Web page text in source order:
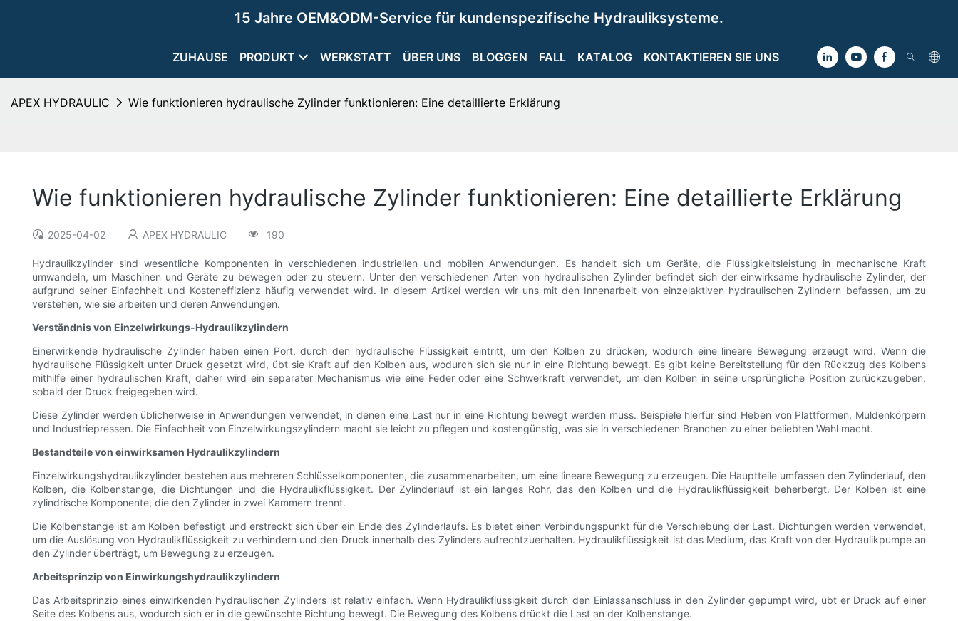
15 Jahre OEM&ODM-Service für kundenspezifische Hydrauliksysteme.
ZUHAUSE PRODUKT WERKSTATT ÜBER UNS BLOGGEN FALL KATALOG KONTAKTIEREN SIE UNS
APEX HYDRAULIC Wie funktionieren hydraulische Zylinder funktionieren: Eine detaillierte Erklärung
Wie funktionieren hydraulische Zylinder funktionieren: Eine detaillierte Erklärung
2025-04-02 APEX HYDRAULIC 190
Hydraulikzylinder sind wesentliche Komponenten in verschiedenen industriellen und mobilen Anwendungen. Es handelt sich um Geräte, die Flüssigkeitsleistung in mechanische Kraft
umwandeln, um Maschinen und Geräte zu bewegen oder zu steuern. Unter den verschiedenen Arten von hydraulischen Zylinder befindet sich der einwirksame hydraulische Zylinder, der
aufgrund seiner Einfachheit und Kosteneffizienz häufig verwendet wird. In diesem Artikel werden wir uns mit den Innenarbeit von einzelaktiven hydraulischen Zylindern befassen, um zu
verstehen, wie sie arbeiten und deren Anwendungen.
Verständnis von Einzelwirkungs-Hydraulikzylindern
Einerwirkende hydraulische Zylinder haben einen Port, durch den hydraulische Flüssigkeit eintritt, um den Kolben zu drücken, wodurch eine lineare Bewegung erzeugt wird. Wenn die
hydraulische Flüssigkeit unter Druck gesetzt wird, übt sie Kraft auf den Kolben aus, wodurch sich sie nur in eine Richtung bewegt. Es gibt keine Bereitstellung für den Rückzug des Kolbens
mithilfe einer hydraulischen Kraft, daher wird ein separater Mechanismus wie eine Feder oder eine Schwerkraft verwendet, um den Kolben in seine ursprüngliche Position zurückzugeben,
sobald der Druck freigegeben wird.
Diese Zylinder werden üblicherweise in Anwendungen verwendet, in denen eine Last nur in eine Richtung bewegt werden muss. Beispiele hierfür sind Heben von Plattformen, Muldenkörpern
und Industriepressen. Die Einfachheit von Einzelwirkungszylindern macht sie leicht zu pflegen und kostengünstig, was sie in verschiedenen Branchen zu einer beliebten Wahl macht.
Bestandteile von einwirksamen Hydraulikzylindern
Einzelwirkungshydraulikzylinder bestehen aus mehreren Schlüsselkomponenten, die zusammenarbeiten, um eine lineare Bewegung zu erzeugen. Die Hauptteile umfassen den Zylinderlauf, den
Kolben, die Kolbenstange, die Dichtungen und die Hydraulikflüssigkeit. Der Zylinderlauf ist ein langes Rohr, das den Kolben und die Hydraulikflüssigkeit beherbergt. Der Kolben ist eine
zylindrische Komponente, die den Zylinder in zwei Kammern trennt.
Die Kolbenstange ist am Kolben befestigt und erstreckt sich über ein Ende des Zylinderlaufs. Es bietet einen Verbindungspunkt für die Verschiebung der Last. Dichtungen werden verwendet,
um die Auslösung von Hydraulikflüssigkeit zu verhindern und den Druck innerhalb des Zylinders aufrechtzuerhalten. Hydraulikflüssigkeit ist das Medium, das Kraft von der Hydraulikpumpe an
den Zylinder überträgt, um Bewegung zu erzeugen.
Arbeitsprinzip von Einwirkungshydraulikzylindern
Das Arbeitsprinzip eines einwirkenden hydraulischen Zylinders ist relativ einfach. Wenn Hydraulikflüssigkeit durch den Einlassanschluss in den Zylinder gepumpt wird, übt er Druck auf einer
Seite des Kolbens aus, wodurch sich er in die gewünschte Richtung bewegt. Die Bewegung des Kolbens drückt die Last an der Kolbenstange.